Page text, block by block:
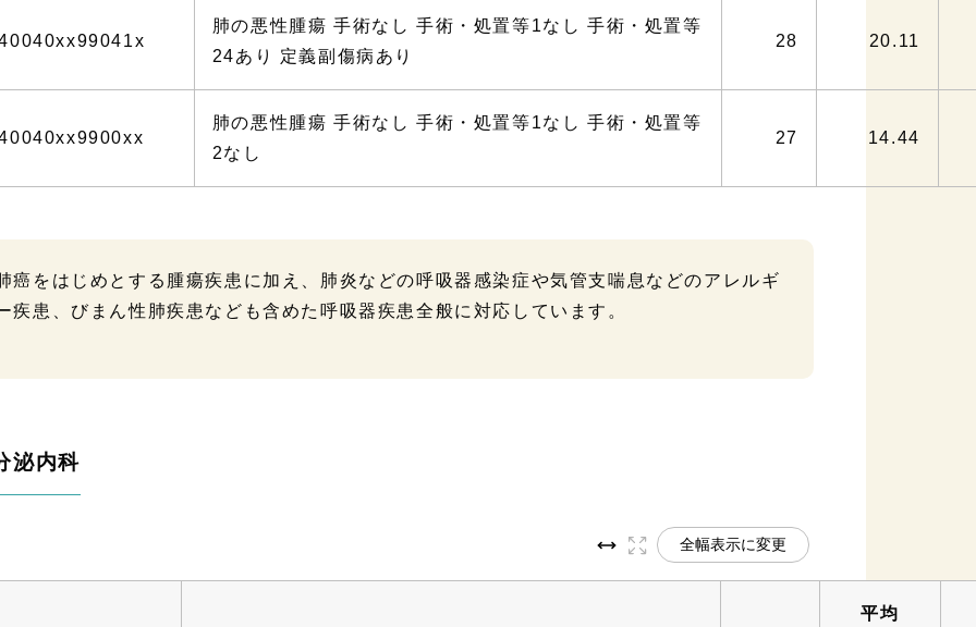
肺の悪性腫瘍 手術なし 手術・処置等1なし 手術・処置等
24あり 定義副傷病あり
28 20.11
肺の悪性腫瘍 手術なし 手術・処置等1なし 手術・処置等
2なし
27 14.44
癌をはじめとする腫瘍疾患に加え、肺炎などの呼吸器感染症や気管支喘息などのアレルギ
疾患、びまん性肺疾患なども含めた呼吸器疾患全般に対応しています。
泌内科
全幅表示に変更
平均